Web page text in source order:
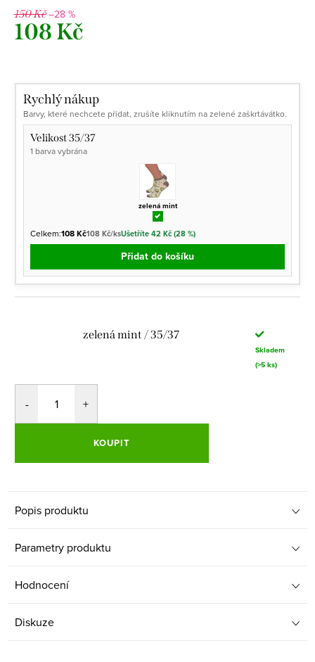
150 Kč–28 %
108 Kč
Rychlý nákup
Barvy, které nechcete přidat, zrušíte kliknutím na zelené zaškrtávátko.
Velikost 35/37
1 barva vybrána
zelená mint
Celkem:108 Kč108 Kč/ksUšetříte 42 Kč (28 %)
Přidat do košíku
zelená mint / 35/37
Skladem
(>5 ks)
KOUPIT
Popis produktu
Parametry produktu
Hodnocení
Diskuze